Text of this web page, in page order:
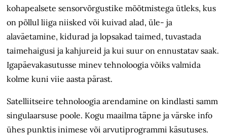
kohapealsete sensorvõrgustike mõõtmistega ütleks, kus
on põllul liiga niisked või kuivad alad, üle- ja
alaväetamine, kidurad ja lopsakad taimed, tuvastada
taimehaigusi ja kahjureid ja kui suur on ennustatav saak.
Igapäevakasutusse minev tehnoloogia võiks valmida
kolme kuni viie aasta pärast.
Satelliitseire tehnoloogia arendamine on kindlasti samm
singulaarsuse poole. Kogu maailma täpne ja värske info
ühes punktis inimese või arvutiprogrammi käsutuses.